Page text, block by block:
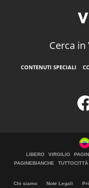
Cerca
CONTENUTI SPECIALI
LIBERO VIRGILIO
PAGINEBIANCHE
TUTTOCITTÀ
Chi siamo Note Legali